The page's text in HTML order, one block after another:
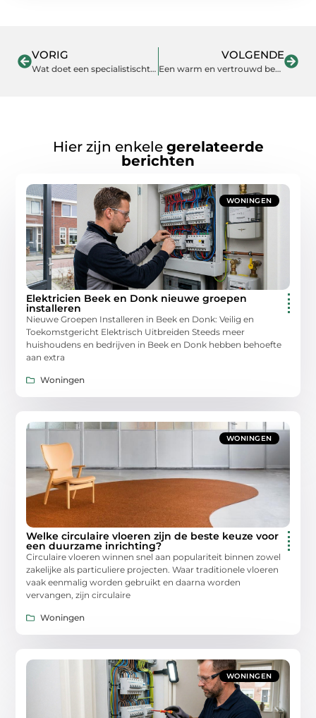
VORIG
Wat doet een specialistischt schoonmaakbedrijf?
VOLGENDE
Een warm en vertrouwd begin in een kinderdagverblijf in Geldermalsen
Hier zijn enkele gerelateerde
berichten
WONINGEN
Elektricien Beek en Donk nieuwe groepen
installeren
Nieuwe Groepen Installeren in Beek en Donk: Veilig en
Toekomstgericht Elektrisch Uitbreiden Steeds meer
huishoudens en bedrijven in Beek en Donk hebben behoefte
aan extra
Woningen
WONINGEN
Welke circulaire vloeren zijn de beste keuze voor
een duurzame inrichting?
Circulaire vloeren winnen snel aan populariteit binnen zowel
zakelijke als particuliere projecten. Waar traditionele vloeren
vaak eenmalig worden gebruikt en daarna worden
vervangen, zijn circulaire
Woningen
WONINGEN